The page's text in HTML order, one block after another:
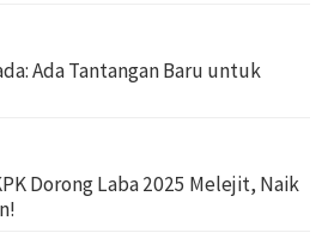
Ada Tantangan Baru untuk
Dorong Laba 2025 Melejit, Naik